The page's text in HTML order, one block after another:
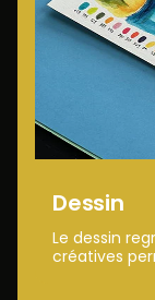
Dessin
Le dessin
créatives